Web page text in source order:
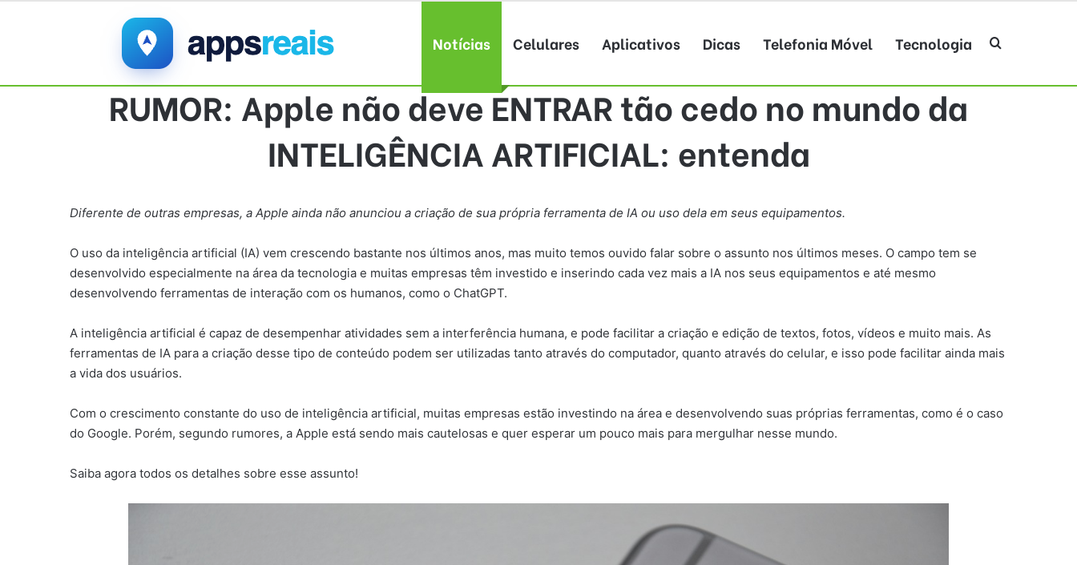
Notícias Celulares Aplicativos Dicas Telefonia Móvel Tecnologia Procurar por
RUMOR: Apple não deve ENTRAR tão cedo no mundo da
INTELIGÊNCIA ARTIFICIAL: entenda
Diferente de outras empresas, a Apple ainda não anunciou a criação de sua própria ferramenta de IA ou uso dela em seus equipamentos.
O uso da inteligência artificial (IA) vem crescendo bastante nos últimos anos, mas muito temos ouvido falar sobre o assunto nos últimos meses. O campo tem se
desenvolvido especialmente na área da tecnologia e muitas empresas têm investido e inserindo cada vez mais a IA nos seus equipamentos e até mesmo
desenvolvendo ferramentas de interação com os humanos, como o ChatGPT.
A inteligência artificial é capaz de desempenhar atividades sem a interferência humana, e pode facilitar a criação e edição de textos, fotos, vídeos e muito mais. As
ferramentas de IA para a criação desse tipo de conteúdo podem ser utilizadas tanto através do computador, quanto através do celular, e isso pode facilitar ainda mais
a vida dos usuários.
Com o crescimento constante do uso de inteligência artificial, muitas empresas estão investindo na área e desenvolvendo suas próprias ferramentas, como é o caso
do Google. Porém, segundo rumores, a Apple está sendo mais cautelosas e quer esperar um pouco mais para mergulhar nesse mundo.
Saiba agora todos os detalhes sobre esse assunto!